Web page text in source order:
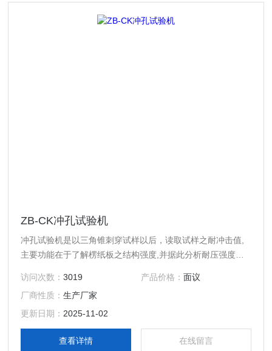
ZB-CK冲孔试验机
冲孔试验机是以三角锥刺穿试样以后，读取试样之耐冲击值,
主要功能在于了解楞纸板之结构强度,并据此分析耐压强度之
访问次数：3019 产品价格： 面议
厂商性质：生产厂家
更新日期： 2025-11-02
查看详情 在线留言